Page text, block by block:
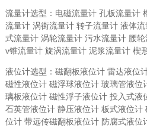
针偏转以指示温度。这是双金属件
量范围为-80 ~ 500℃，适用于工业
金属作为温度传感元件，也可用于
在各种生产过程中直接测量-80℃至
体介质的温度。
双金属温度计是一个加热器双金属
装置，它安装在保护套中，保护套
流量计选型 ： 电磁流量计 孔板流量计
流量计 涡街流量计 转子流量计 液体流
式流量计 涡轮流量计 污水流量计 腰
v锥流量计 旋涡流量计 泥浆流量计 楔
液位计选型 ： 磁翻板液位计 雷达液位
磁性液位计 磁浮球液位计 玻璃管液位
璃板液位计 磁性浮子液位计 投入式液
石英管液位计 静压液位计 板式液位计
位计 带远传磁翻板液位计 防腐式液位